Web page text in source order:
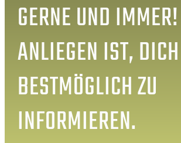
GERNE UND
ANLIEGEN IST, DICH
BESTMÖGLICH ZU
INFORMIEREN.